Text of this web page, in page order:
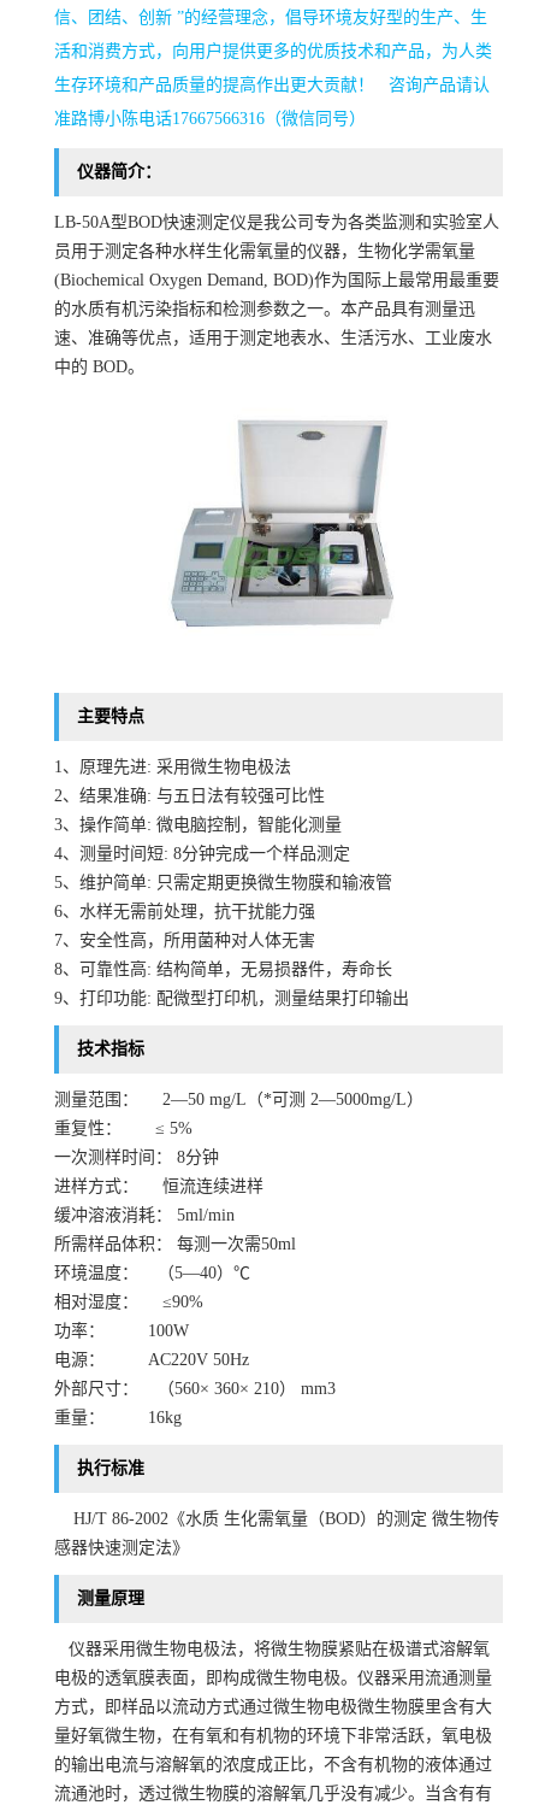
信、团结、创新 ”的经营理念，倡导环境友好型的生产、生
活和消费方式，向用户提供更多的优质技术和产品，为人类
生存环境和产品质量的提高作出更大贡献！ 咨询产品请认
准路博小陈电话17667566316（微信同号）
仪器简介：
LB-50A型BOD快速测定仪是我公司专为各类监测和实验室人
员用于测定各种水样生化需氧量的仪器，生物化学需氧量
(Biochemical Oxygen Demand, BOD)作为国际上最常用最重要
的水质有机污染指标和检测参数之一。本产品具有测量迅
速、准确等优点，适用于测定地表水、生活污水、工业废水
中的 BOD。
主要特点
1、原理先进: 采用微生物电极法
2、结果准确: 与五日法有较强可比性
3、操作简单: 微电脑控制，智能化测量
4、测量时间短: 8分钟完成一个样品测定
5、维护简单: 只需定期更换微生物膜和输液管
6、水样无需前处理，抗干扰能力强
7、安全性高，所用菌种对人体无害
8、可靠性高: 结构简单，无易损器件，寿命长
9、打印功能: 配微型打印机，测量结果打印输出
技术指标
测量范围：
2—50 mg/L（*可测 2—5000mg/L）
重复性：
≤ 5%
一次测样时间：
8分钟
进样方式：
恒流连续进样
缓冲溶液消耗：
5ml/min
所需样品体积：
每测一次需50ml
环境温度：
（5—40）℃
相对湿度：
≤90%
功率：
100W
电源：
AC220V 50Hz
外部尺寸：
（560× 360× 210） mm3
重量：
16kg
执行标准
HJ/T 86-2002《水质 生化需氧量（BOD）的测定 微生物传
感器快速测定法》
测量原理
仪器采用微生物电极法，将微生物膜紧贴在极谱式溶解氧
电极的透氧膜表面，即构成微生物电极。仪器采用流通测量
方式，即样品以流动方式通过微生物电极微生物膜里含有大
量好氧微生物，在有氧和有机物的环境下非常活跃，氧电极
的输出电流与溶解氧的浓度成正比，不含有机物的液体通过
流通池时，透过微生物膜的溶解氧几乎没有减少。当含有有